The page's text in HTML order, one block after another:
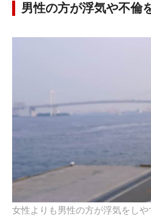
男性の方が浮気や不倫
女性よりも男性の方が浮気をしや